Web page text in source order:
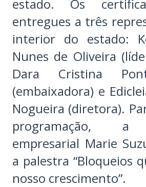
estado. Os
entregues a três
interior do estado:
Nunes de Oliveira
Dara Cristina
(embaixadora) e
Nogueira (diretora).
programação, a
empresarial Marie
a palestra “Bloqueios
nosso crescimento”.